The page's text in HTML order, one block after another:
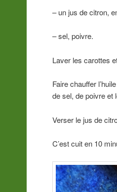
– un jus de citron,
– sel, poivre.
Laver les carottes
Faire chauffer
de sel, de poivre et
Verser le jus de
C’est cuit en 10